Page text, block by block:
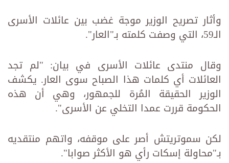
وأثار تصريح الوزير موجة غضب بين عائلات الأسرى
الـ59، التي وصفت كلمته بـ"العار".
وقال منتدى عائلات الأسرى في بيان: "لم تجد
العائلات أي كلمات هذا الصباح سوى العار. يكشف
الوزير الحقيقة المُرة للجمهور، وهي أن هذه
الحكومة قررت عمدا التخلي عن الأسرى".
لكن سموتريتش أصر على موقفه، واتهم منتقديه
بـ"محاولة إسكات رأي هو الأكثر صوابا".